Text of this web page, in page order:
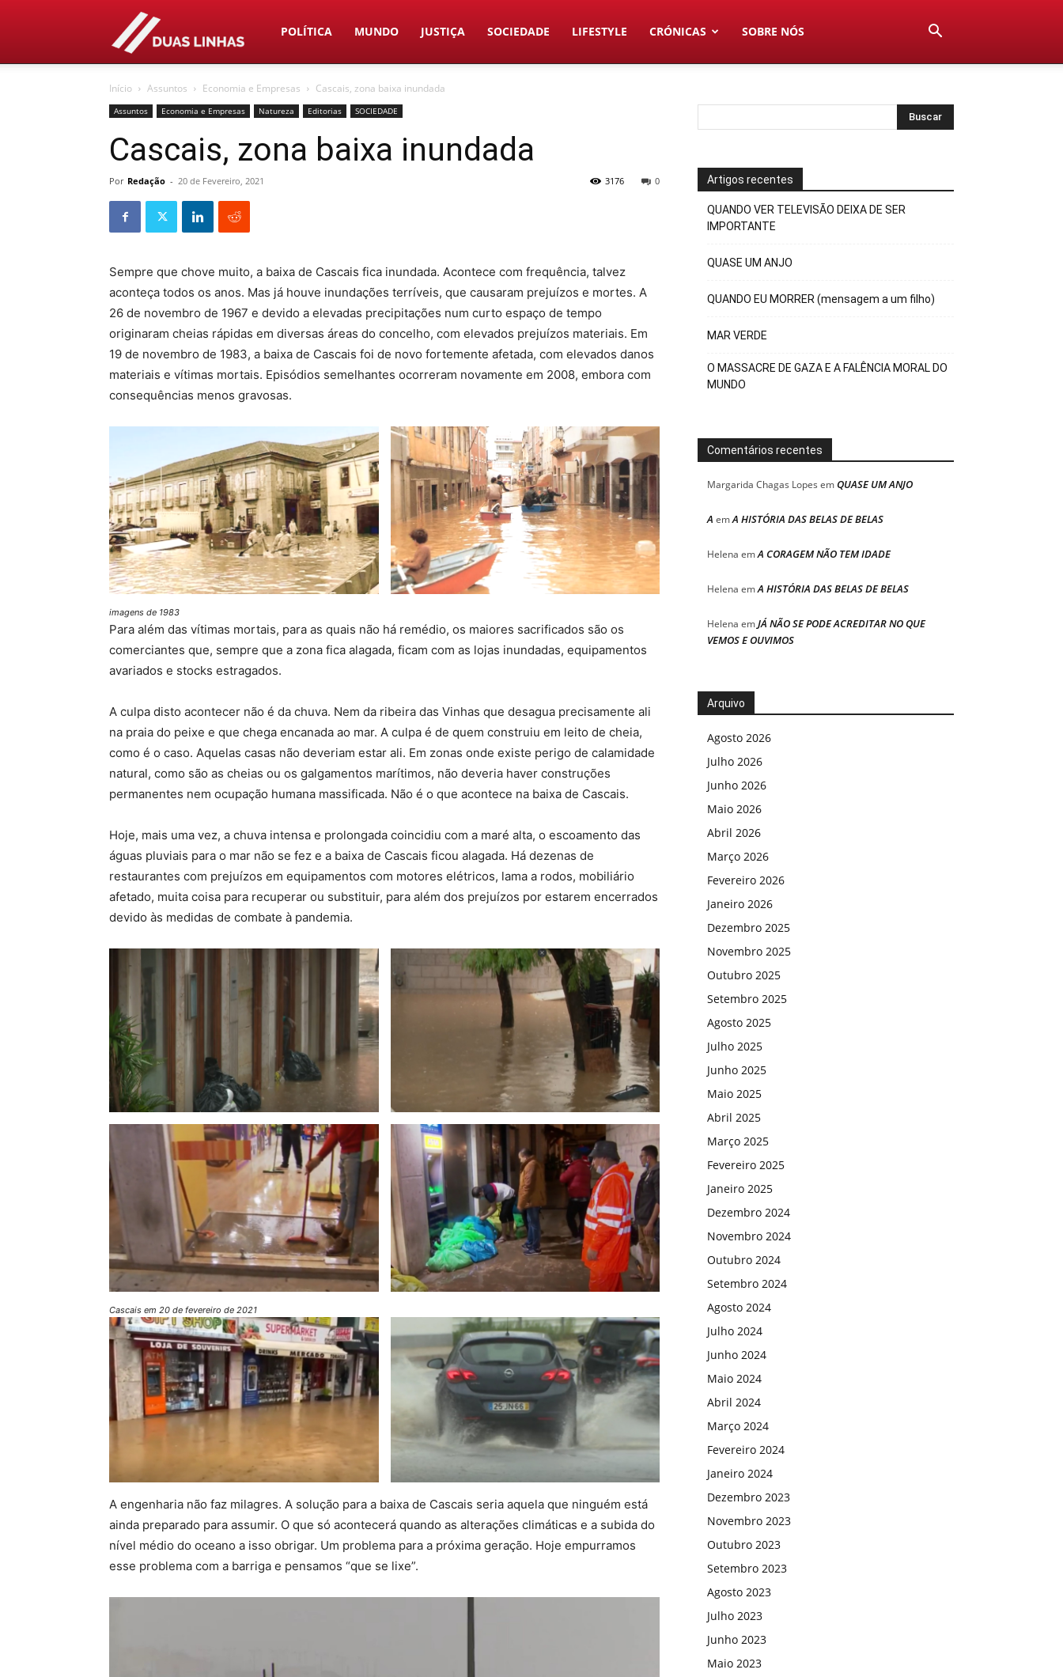
Duas
Linhas
POLÍTICA MUNDO JUSTIÇA SOCIEDADE LIFESTYLE CRÓNICAS SOBRE NÓS
Início Assuntos Economia e Empresas Cascais, zona baixa inundada
Assuntos Economia e Empresas Natureza Editorias SOCIEDADE
Cascais, zona baixa inundada
Por Redação - 20 de Fevereiro, 2021 0
3176
Sempre que chove muito, a baixa de Cascais fica inundada. Acontece com frequência, talvez
aconteça todos os anos. Mas já houve inundações terríveis, que causaram prejuízos e mortes. A
26 de novembro de 1967 e devido a elevadas precipitações num curto espaço de tempo
originaram cheias rápidas em diversas áreas do concelho, com elevados prejuízos materiais. Em
19 de novembro de 1983, a baixa de Cascais foi de novo fortemente afetada, com elevados danos
materiais e vítimas mortais. Episódios semelhantes ocorreram novamente em 2008, embora com
consequências menos gravosas.
imagens de 1983
Para além das vítimas mortais, para as quais não há remédio, os maiores sacrificados são os
comerciantes que, sempre que a zona fica alagada, ficam com as lojas inundadas, equipamentos
avariados e stocks estragados.
A culpa disto acontecer não é da chuva. Nem da ribeira das Vinhas que desagua precisamente ali
na praia do peixe e que chega encanada ao mar. A culpa é de quem construiu em leito de cheia,
como é o caso. Aquelas casas não deveriam estar ali. Em zonas onde existe perigo de calamidade
natural, como são as cheias ou os galgamentos marítimos, não deveria haver construções
permanentes nem ocupação humana massificada. Não é o que acontece na baixa de Cascais.
Hoje, mais uma vez, a chuva intensa e prolongada coincidiu com a maré alta, o escoamento das
águas pluviais para o mar não se fez e a baixa de Cascais ficou alagada. Há dezenas de
restaurantes com prejuízos em equipamentos com motores elétricos, lama a rodos, mobiliário
afetado, muita coisa para recuperar ou substituir, para além dos prejuízos por estarem encerrados
devido às medidas de combate à pandemia.
Cascais em 20 de fevereiro de 2021
A engenharia não faz milagres. A solução para a baixa de Cascais seria aquela que ninguém está
ainda preparado para assumir. O que só acontecerá quando as alterações climáticas e a subida do
nível médio do oceano a isso obrigar. Um problema para a próxima geração. Hoje empurramos
esse problema com a barriga e pensamos “que se lixe”.
Artigos recentes
QUANDO VER TELEVISÃO DEIXA DE SER
IMPORTANTE
QUASE UM ANJO
QUANDO EU MORRER (mensagem a um filho)
MAR VERDE
O MASSACRE DE GAZA E A FALÊNCIA MORAL DO
MUNDO
Comentários recentes
Margarida Chagas Lopes emQUASE UM ANJO
A emA HISTÓRIA DAS BELAS DE BELAS
Helena emA CORAGEM NÃO TEM IDADE
Helena emA HISTÓRIA DAS BELAS DE BELAS
Helena emJÁ NÃO SE PODE ACREDITAR NO QUE
VEMOS E OUVIMOS
Arquivo
Agosto 2026
Julho 2026
Junho 2026
Maio 2026
Abril 2026
Março 2026
Fevereiro 2026
Janeiro 2026
Dezembro 2025
Novembro 2025
Outubro 2025
Setembro 2025
Agosto 2025
Julho 2025
Junho 2025
Maio 2025
Abril 2025
Março 2025
Fevereiro 2025
Janeiro 2025
Dezembro 2024
Novembro 2024
Outubro 2024
Setembro 2024
Agosto 2024
Julho 2024
Junho 2024
Maio 2024
Abril 2024
Março 2024
Fevereiro 2024
Janeiro 2024
Dezembro 2023
Novembro 2023
Outubro 2023
Setembro 2023
Agosto 2023
Julho 2023
Junho 2023
Maio 2023